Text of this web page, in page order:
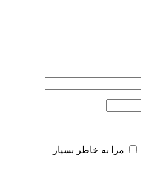
مرا به خاطر بسپار